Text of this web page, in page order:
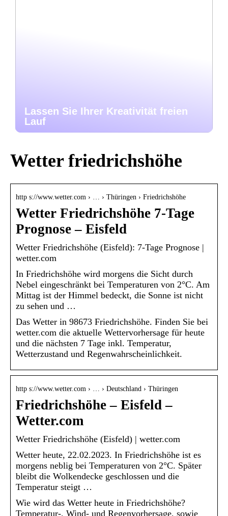
Lassen Sie Ihrer Kreativität freien
Lauf
Wetter friedrichshöhe
http s://www.wetter.com › … › Thüringen › Friedrichshöhe
Wetter Friedrichshöhe 7-Tage
Prognose – Eisfeld
Wetter Friedrichshöhe (Eisfeld): 7-Tage Prognose |
wetter.com
In Friedrichshöhe wird morgens die Sicht durch
Nebel eingeschränkt bei Temperaturen von 2°C. Am
Mittag ist der Himmel bedeckt, die Sonne ist nicht
zu sehen und …
Das Wetter in 98673 Friedrichshöhe. Finden Sie bei
wetter.com die aktuelle Wettervorhersage für heute
und die nächsten 7 Tage inkl. Temperatur,
Wetterzustand und Regenwahrscheinlichkeit.
http s://www.wetter.com › … › Deutschland › Thüringen
Friedrichshöhe – Eisfeld –
Wetter.com
Wetter Friedrichshöhe (Eisfeld) | wetter.com
Wetter heute, 22.02.2023. In Friedrichshöhe ist es
morgens neblig bei Temperaturen von 2°C. Später
bleibt die Wolkendecke geschlossen und die
Temperatur steigt …
Wie wird das Wetter heute in Friedrichshöhe?
Temperatur-, Wind- und Regenvorhersage, sowie